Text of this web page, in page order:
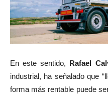
En este sentido, Rafael
industrial, ha señalado que
forma más rentable puede